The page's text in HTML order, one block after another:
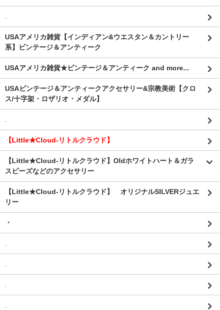
.
USAアメリカ雑貨【インディアン&ウエスタン＆カントリー
系】ビンテージ＆アンティーク
USAアメリカ雑貨★ビンテージ＆アンティーク and more...
USAビンテージ＆アンティークアクセサリー&宗教美術【クロ
ス/十字架・ロザリオ・メダル】
.
【Little★Cloud-リトルクラウド】
【Little★Cloud-リトルクラウド】Oldホワイトハート＆ガラ
スビーズなどのアクセサリー
【Little★Cloud-リトルクラウド】 オリジナルSILVERジュエ
リー
・
.
.
.
.